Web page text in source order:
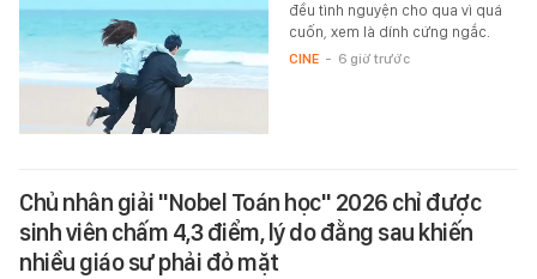
đều tình nguyện cho qua vì quá
cuốn, xem là dính cứng ngắc.
CINE - 6 giờ trước
Chủ nhân giải "Nobel Toán học" 2026 chỉ được
sinh viên chấm 4,3 điểm, lý do đằng sau khiến
nhiều giáo sư phải đỏ mặt